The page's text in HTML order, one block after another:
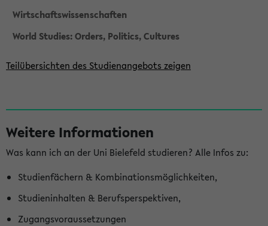
Wirtschaftswissenschaften
World Studies: Orders, Politics, Cultures
Teilübersichten des Studienangebots zeigen
e
i
t
e
n
Weitere Informationen
Was kann ich an der Uni Bielefeld studieren? Alle Infos zu:
Studienfächern & Kombinationsmöglichkeiten,
Studieninhalten & Berufsperspektiven,
Zugangsvoraussetzungen